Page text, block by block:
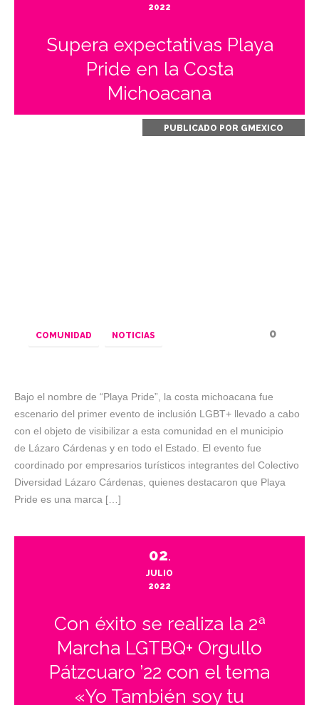
2022
Supera expectativas Playa
Pride en la Costa
Michoacana
PUBLICADO POR GMEXICO
COMUNIDAD NOTICIAS 0
Bajo el nombre de “Playa Pride”, la costa michoacana fue
escenario del primer evento de inclusión LGBT+ llevado a cabo
con el objeto de visibilizar a esta comunidad en el municipio
de Lázaro Cárdenas y en todo el Estado. El evento fue
coordinado por empresarios turísticos integrantes del Colectivo
Diversidad Lázaro Cárdenas, quienes destacaron que Playa
Pride es una marca […]
02.
JULIO
2022
Con éxito se realiza la 2ª
Marcha LGTBQ+ Orgullo
Pátzcuaro ’22 con el tema
«Yo También soy tu